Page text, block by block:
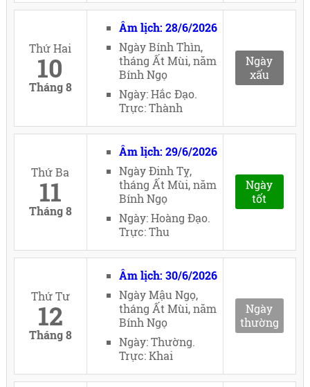
Thứ Hai
10
Tháng 8
Âm lịch: 28/6/2026
Ngày Bính Thìn,
tháng Ất Mùi, năm
Bính Ngọ
Ngày: Hắc Đạo.
Trực: Thành
Ngày
xấu
Thứ Ba
11
Tháng 8
Âm lịch: 29/6/2026
Ngày Đinh Tỵ,
tháng Ất Mùi, năm
Bính Ngọ
Ngày: Hoàng Đạo.
Trực: Thu
Ngày
tốt
Thứ Tư
12
Tháng 8
Âm lịch: 30/6/2026
Ngày Mậu Ngọ,
tháng Ất Mùi, năm
Bính Ngọ
Ngày: Thường.
Trực: Khai
Ngày
thường